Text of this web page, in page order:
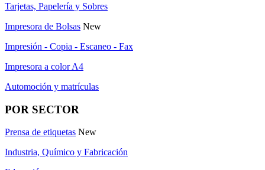
Tarjetas, Papelería y Sobres
Impresora de Bolsas New
Impresión - Copia - Escaneo - Fax
Impresora a color A4
Automoción y matrículas
POR SECTOR
Prensa de etiquetas New
Industria, Químico y Fabricación